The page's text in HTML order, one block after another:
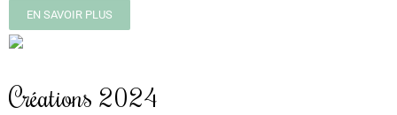
EN SAVOIR PLUS
Créations 2024